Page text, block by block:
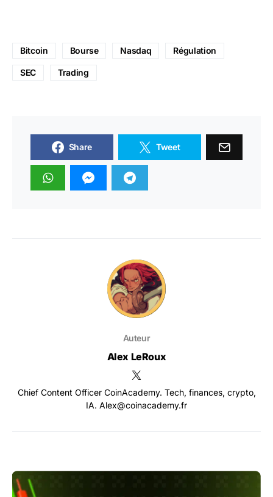
Bitcoin Bourse Nasdaq Régulation
SEC Trading
Share Tweet
Auteur
Alex LeRoux
Chief Content Officer CoinAcademy. Tech, finances, crypto,
IA. Alex@coinacademy.fr